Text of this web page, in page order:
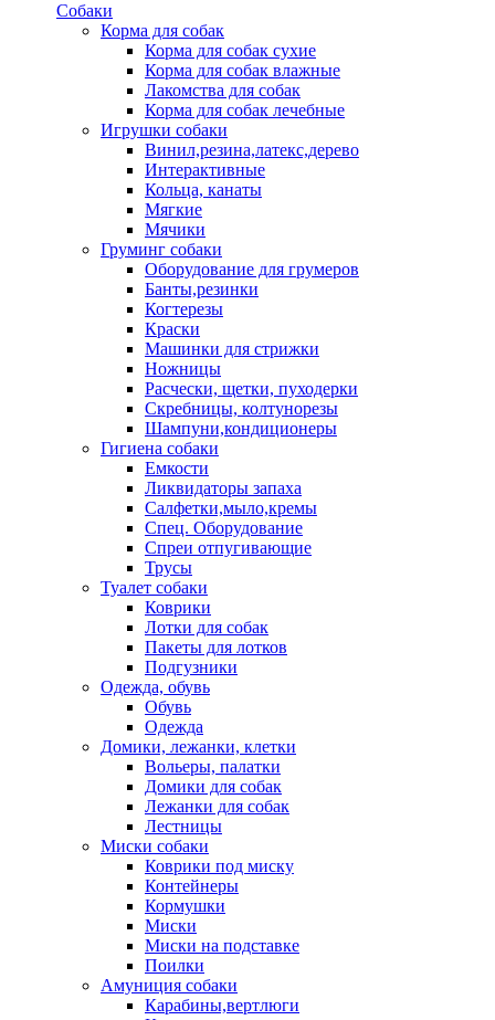
Собаки
Корма для собак
Корма для собак сухие
Корма для собак влажные
Лакомства для собак
Корма для собак лечебные
Игрушки собаки
Винил,резина,латекс,дерево
Интерактивные
Кольца, канаты
Мягкие
Мячики
Груминг собаки
Оборудование для грумеров
Банты,резинки
Когтерезы
Краски
Машинки для стрижки
Ножницы
Расчески, щетки, пуходерки
Скребницы, колтунорезы
Шампуни,кондиционеры
Гигиена собаки
Емкости
Ликвидаторы запаха
Салфетки,мыло,кремы
Спец. Оборудование
Спреи отпугивающие
Трусы
Туалет собаки
Коврики
Лотки для собак
Пакеты для лотков
Подгузники
Одежда, обувь
Обувь
Одежда
Домики, лежанки, клетки
Вольеры, палатки
Домики для собак
Лежанки для собак
Лестницы
Миски собаки
Коврики под миску
Контейнеры
Кормушки
Миски
Миски на подставке
Поилки
Амуниция собаки
Карабины,вертлюги